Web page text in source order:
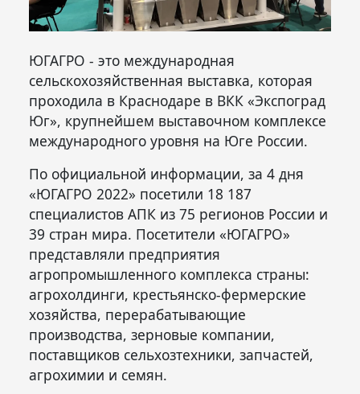
ЮГАГРО - это международная
сельскохозяйственная выставка, которая
проходила в Краснодаре в ВКК «Экспоград
Юг», крупнейшем выставочном комплексе
международного уровня на Юге России.
По официальной информации, за 4 дня
«ЮГАГРО 2022» посетили 18 187
специалистов АПК из 75 регионов России и
39 стран мира. Посетители «ЮГАГРО»
представляли предприятия
агропромышленного комплекса страны:
агрохолдинги, крестьянско-фермерские
хозяйства, перерабатывающие
производства, зерновые компании,
поставщиков сельхозтехники, запчастей,
агрохимии и семян.